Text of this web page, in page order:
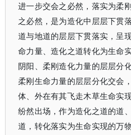
进一步交会之必然，落实为柔
之必然，是为造化中层层下贯
道与地道的层层下贯落实，呈
命力量、造化之道转化为生命
阴阳、柔刚造化力量的层层分
柔刚生命力量的层层分化交会
体、外在有其飞走木草生命实
纷然出场，作为造化之道的道
道，转化落实为生命实现的万